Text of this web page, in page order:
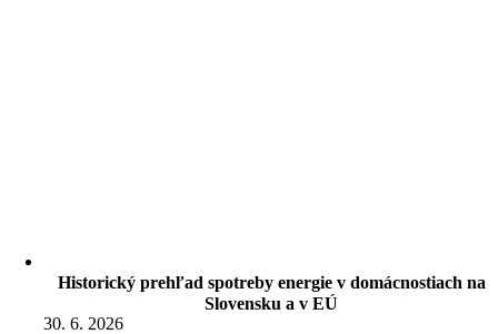
Historický prehľad spotreby energie v domácnostiach na
Slovensku a v EÚ
30. 6. 2026